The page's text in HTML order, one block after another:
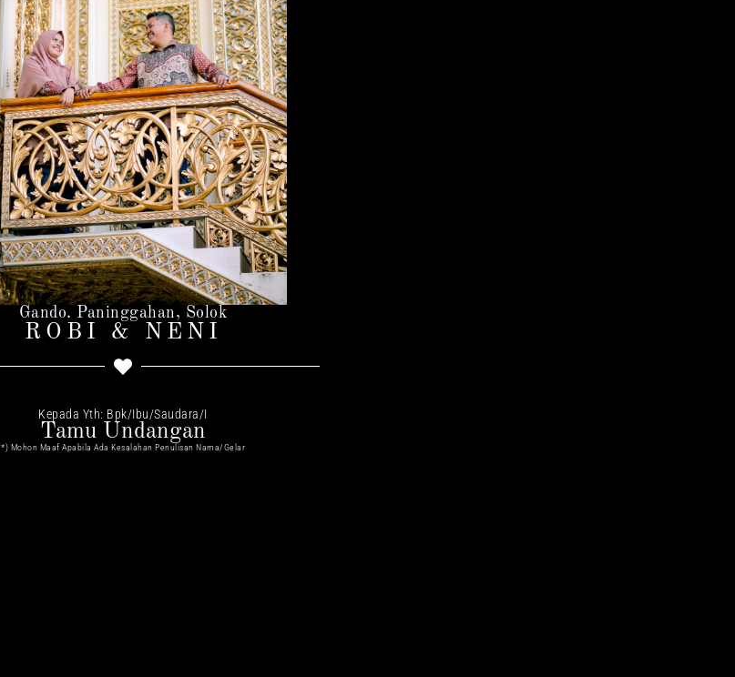
Gando. Paninggahan, Solok
ROBI & NENI
Kepada Yth: Bpk/Ibu/Saudara/I
Tamu Undangan
*) Mohon Maaf Apabila Ada Kesalahan Penulisan Nama/gelar